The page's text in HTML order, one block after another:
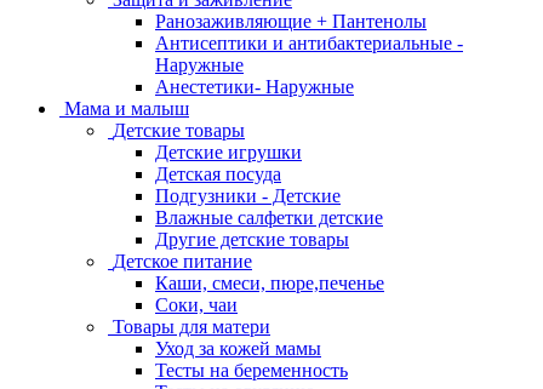
Ранозаживляющие + Пантенолы
Антисептики и антибактериальные -
Наружные
Анестетики- Наружные
Мама и малыш
Детские товары
Детские игрушки
Детская посуда
Подгузники - Детские
Влажные салфетки детские
Другие детские товары
Детское питание
Каши, смеси, пюре,печенье
Соки, чаи
Товары для матери
Уход за кожей мамы
Тесты на беременность